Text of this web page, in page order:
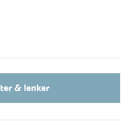
til 5m vanndubde
4500K,3000K eller RGB
& lenker